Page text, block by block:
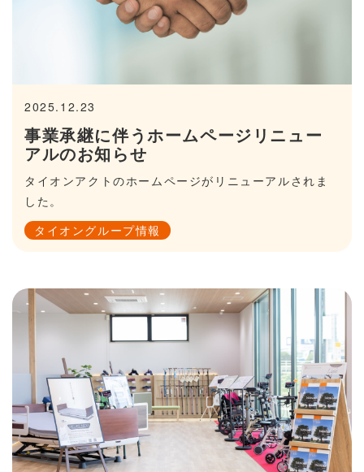
事業承継に伴うホームページリニュー
アルのお知らせ
2025.12.23
タイオンアクトのホームページがリニューアルされま
した。
タイオングループ情報